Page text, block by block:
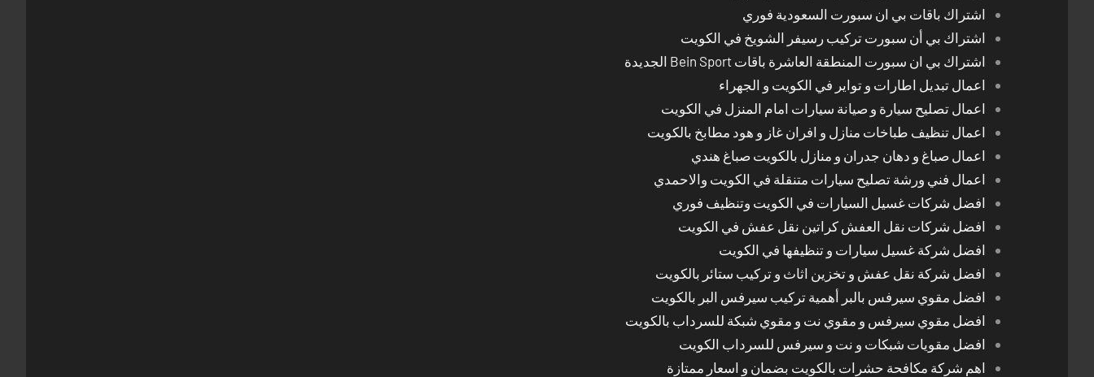
اشتراك باقات بي ان سبورت السعودية فوري
اشتراك بي أن سبورت تركيب رسيفر الشويخ في الكويت
اشتراك بي ان سبورت المنطقة العاشرة باقات Bein Sport الجديدة
اعمال تبديل اطارات و تواير في الكويت و الجهراء
اعمال تصليح سيارة و صيانة سيارات امام المنزل في الكويت
اعمال تنظيف طباخات منازل و افران غاز و هود مطابخ بالكويت
اعمال صباغ و دهان جدران و منازل بالكويت صباغ هندي
اعمال فني ورشة تصليح سيارات متنقلة في الكويت والاحمدي
افضل شركات غسيل السيارات في الكويت وتنظيف فوري
افضل شركات نقل العفش كراتين نقل عفش في الكويت
افضل شركة غسيل سيارات و تنظيفها في الكويت
افضل شركة نقل عفش و تخزين اثاث و تركيب ستائر بالكويت
افضل مقوي سيرفس بالبر أهمية تركيب سيرفس البر بالكويت
افضل مقوي سيرفس و مقوي نت و مقوي شبكة للسرداب بالكويت
افضل مقويات شبكات و نت و سيرفس للسرداب الكويت
اهم شركة مكافحة حشرات بالكويت بضمان و اسعار ممتازة